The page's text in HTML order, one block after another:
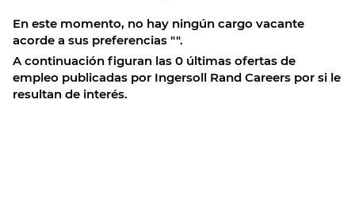
En este momento, no hay ningún cargo vacante
acorde a sus preferencias "".
A continuación figuran las 0 últimas ofertas de
empleo publicadas por Ingersoll Rand Careers por si le
resultan de interés.